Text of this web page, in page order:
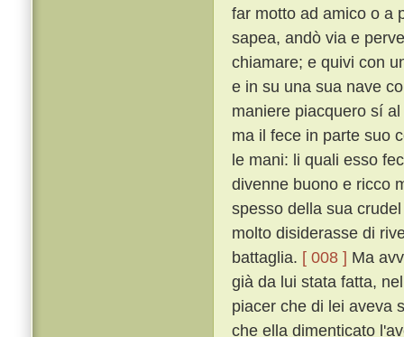
far motto ad amico o a
sapea, andò via e
chiamare; e quivi con
e in su una sua nave
maniere piacquero sí
ma il fece in parte suo
le mani: li quali esso
divenne buono e ricco
spesso della sua
molto disiderasse di
battaglia. [ 008 ] Ma
già da lui stata fatta,
piacer che di lei aveva
che ella dimenticato